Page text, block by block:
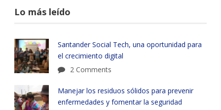
Lo más leído
Santander Social Tech, una oportunidad para
el crecimiento digital
2 Comments
Manejar los residuos sólidos para prevenir
enfermedades y fomentar la seguridad